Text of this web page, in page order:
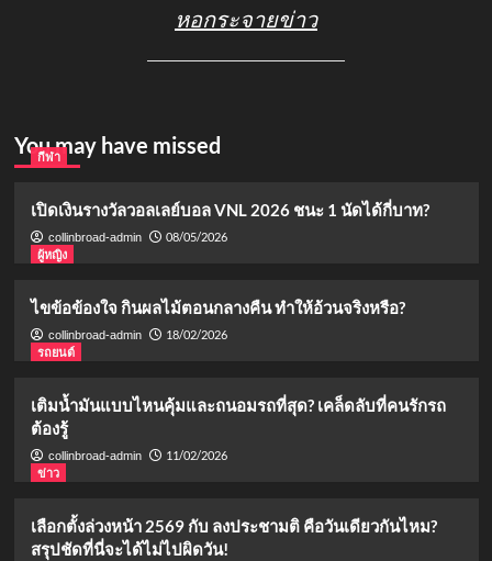
หอกระจายข่าว
You may have missed
กีฬา
เปิดเงินรางวัลวอลเลย์บอล VNL 2026 ชนะ 1 นัดได้กี่บาท?
collinbroad-admin
08/05/2026
ผู้หญิง
ไขข้อข้องใจ กินผลไม้ตอนกลางคืน ทำให้อ้วนจริงหรือ?
collinbroad-admin
18/02/2026
รถยนต์
เติมน้ำมันแบบไหนคุ้มและถนอมรถที่สุด? เคล็ดลับที่คนรักรถ
ต้องรู้
collinbroad-admin
11/02/2026
ข่าว
เลือกตั้งล่วงหน้า 2569 กับ ลงประชามติ คือวันเดียวกันไหม?
สรุปชัดที่นี่จะได้ไม่ไปผิดวัน!